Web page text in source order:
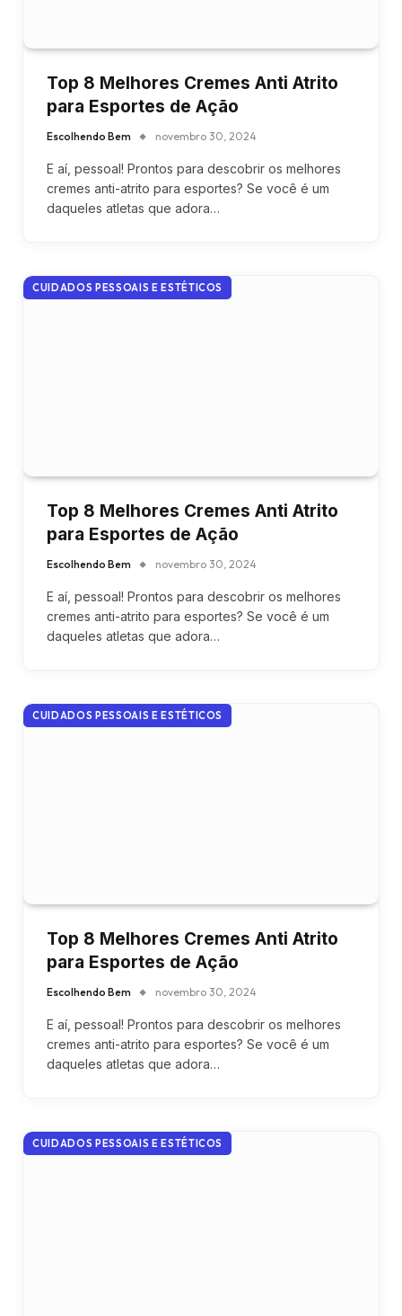
Top 8 Melhores Cremes Anti Atrito
para Esportes de Ação
Escolhendo Bem novembro 30, 2024
E aí, pessoal! Prontos para descobrir os melhores
cremes anti-atrito para esportes? Se você é um
daqueles atletas que adora…
CUIDADOS PESSOAIS E ESTÉTICOS
Top 8 Melhores Cremes Anti Atrito
para Esportes de Ação
Escolhendo Bem novembro 30, 2024
E aí, pessoal! Prontos para descobrir os melhores
cremes anti-atrito para esportes? Se você é um
daqueles atletas que adora…
CUIDADOS PESSOAIS E ESTÉTICOS
Top 8 Melhores Cremes Anti Atrito
para Esportes de Ação
Escolhendo Bem novembro 30, 2024
E aí, pessoal! Prontos para descobrir os melhores
cremes anti-atrito para esportes? Se você é um
daqueles atletas que adora…
CUIDADOS PESSOAIS E ESTÉTICOS